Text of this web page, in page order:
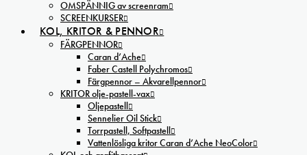
OMSPÄNNIG av screenram
SCREENKURSER
KOL, KRITOR & PENNOR
FÄRGPENNOR
Caran d’Ache
Faber Castell Polychromos
Färgpennor – Akvarellpennor
KRITOR olje-pastell-vax
Oljepastell
Sennelier Oil Stick
Torrpastell, Softpastell
Vattenlösliga kritor Caran d’Ache NeoColor